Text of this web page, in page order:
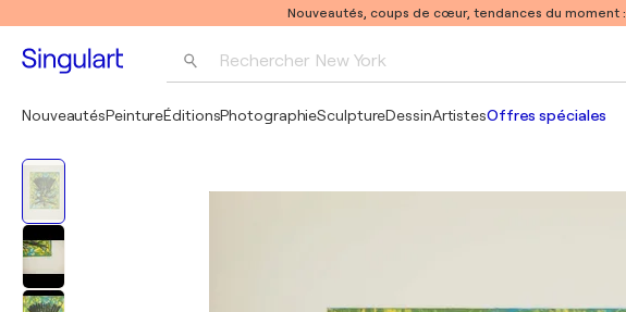
Nouveautés, coups de cœur, tendances du moment :
Rechercher New York
Pablo Picasso
NouveautésPeintureÉditionsPhotographieSculptureDessinArtistesOffres spéciales